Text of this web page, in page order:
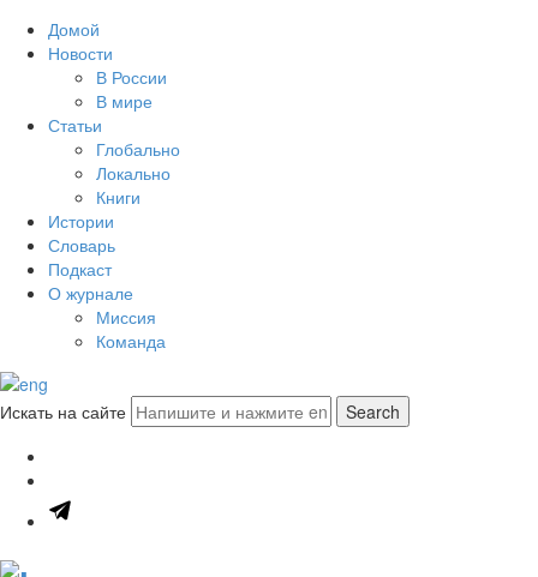
Домой
Новости
В России
В мире
Статьи
Глобально
Локально
Книги
Истории
Словарь
Подкаст
О журнале
Миссия
Команда
Искать на сайте